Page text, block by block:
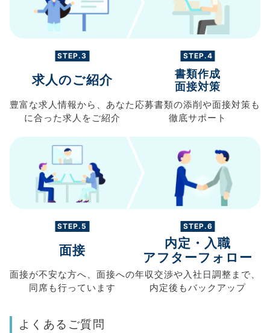
STEP.3
求人のご紹介
豊富な求人情報から、 あなた
に合った求人を ご紹介
STEP.4
書類作成
面接対策
応募書類の添削や面接対策も
徹底サポート
STEP.5
面接
面接が不安な方へ、 面接への
同席も行っています
STEP.6
内定・入職
アフターフォロー
年収交渉や入社日調整まで、
内定後もバックアップ
よくあるご質問